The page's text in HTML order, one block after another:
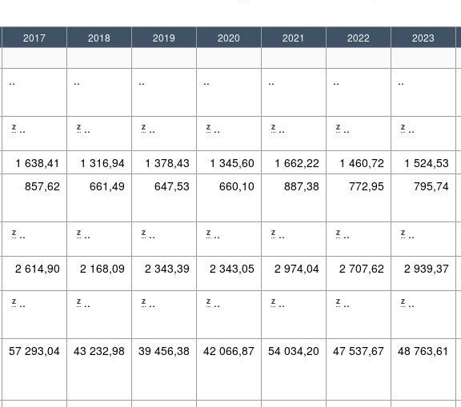
2017 2018 2019 2020 2021 2022
2023
.. .. .. .. .. .. ..
z .. z .. z .. z .. z .. z .. z ..
1 638,41 1 316,94 1 378,43 1 345,60 1 662,22 1 460,72
1 524,53
857,62 661,49 647,53 660,10 887,38 772,95 795,74
z .. z .. z .. z .. z .. z .. z ..
2 614,90 2 168,09 2 343,39 2 343,05 2 974,04 2 707,62 2 939,37
z .. z .. z .. z .. z .. z .. z ..
57 293,04 43 232,98 39 456,38 42 066,87 54 034,20 47 537,67 48 763,61